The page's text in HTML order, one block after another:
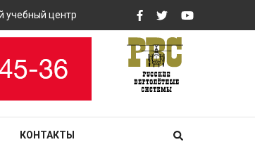
центр «РВС» закупит вертолетные тренажеры
КОНТАКТЫ